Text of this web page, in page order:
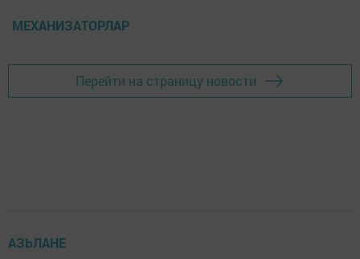
МЕХАНИЗАТОРЛАР
Перейти на страницу новости
АЗЬЛАНЕ